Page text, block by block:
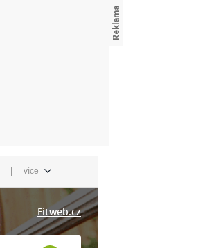
| více
Fitweb.cz